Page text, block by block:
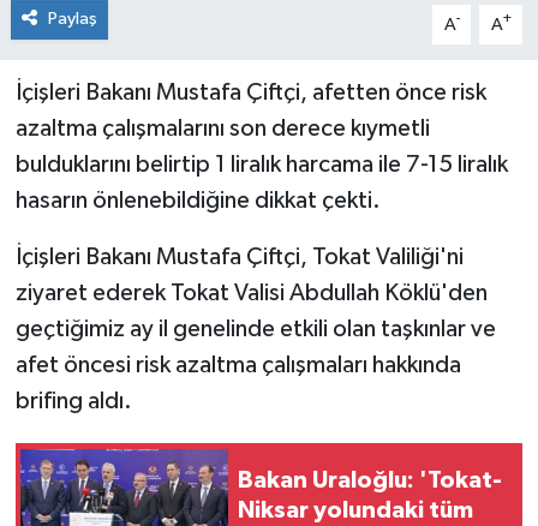
Paylaş A- A+
İçişleri Bakanı Mustafa Çiftçi, afetten önce risk
azaltma çalışmalarını son derece kıymetli
bulduklarını belirtip 1 liralık harcama ile 7-15 liralık
hasarın önlenebildiğine dikkat çekti.
İçişleri Bakanı Mustafa Çiftçi, Tokat Valiliği'ni
ziyaret ederek Tokat Valisi Abdullah Köklü'den
geçtiğimiz ay il genelinde etkili olan taşkınlar ve
afet öncesi risk azaltma çalışmaları hakkında
brifing aldı.
Bakan Uraloğlu: 'Tokat-
Niksar yolundaki tüm